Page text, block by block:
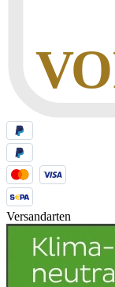
Versandarten